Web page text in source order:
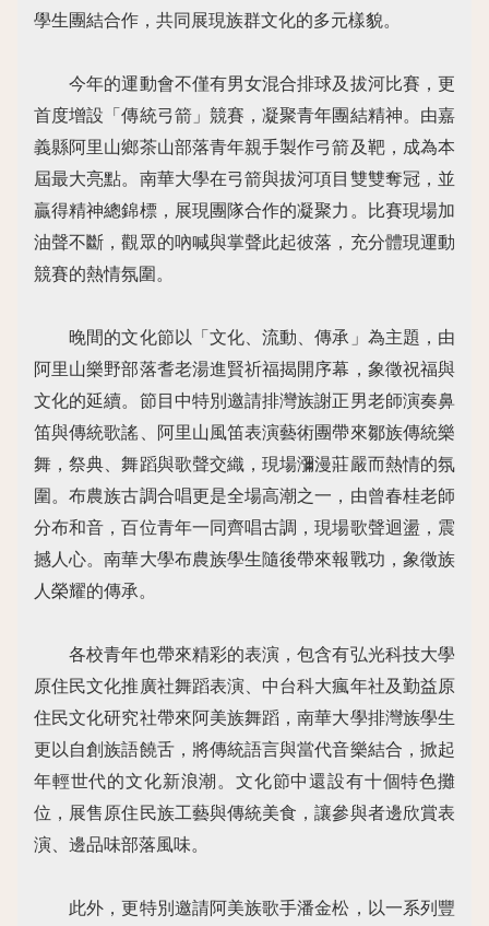
學生團結合作，共同展現族群文化的多元樣貌。
今年的運動會不僅有男女混合排球及拔河比賽，更
首度增設「傳統弓箭」競賽，凝聚青年團結精神。由嘉
義縣阿里山鄉茶山部落青年親手製作弓箭及靶，成為本
屆最大亮點。南華大學在弓箭與拔河項目雙雙奪冠，並
贏得精神總錦標，展現團隊合作的凝聚力。比賽現場加
油聲不斷，觀眾的吶喊與掌聲此起彼落，充分體現運動
競賽的熱情氛圍。
晚間的文化節以「文化、流動、傳承」為主題，由
阿里山樂野部落耆老湯進賢祈福揭開序幕，象徵祝福與
文化的延續。節目中特別邀請排灣族謝正男老師演奏鼻
笛與傳統歌謠、阿里山風笛表演藝術團帶來鄒族傳統樂
舞，祭典、舞蹈與歌聲交織，現場瀰漫莊嚴而熱情的氛
圍。布農族古調合唱更是全場高潮之一，由曾春桂老師
分布和音，百位青年一同齊唱古調，現場歌聲迴盪，震
撼人心。南華大學布農族學生隨後帶來報戰功，象徵族
人榮耀的傳承。
各校青年也帶來精彩的表演，包含有弘光科技大學
原住民文化推廣社舞蹈表演、中台科大瘋年社及勤益原
住民文化研究社帶來阿美族舞蹈，南華大學排灣族學生
更以自創族語饒舌，將傳統語言與當代音樂結合，掀起
年輕世代的文化新浪潮。文化節中還設有十個特色攤
位，展售原住民族工藝與傳統美食，讓參與者邊欣賞表
演、邊品味部落風味。
此外，更特別邀請阿美族歌手潘金松，以一系列豐